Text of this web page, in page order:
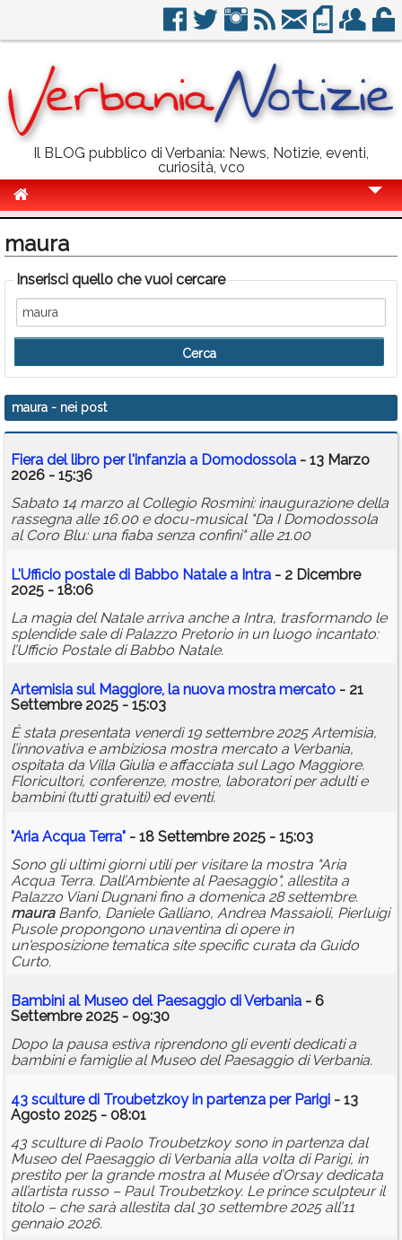
Il BLOG pubblico di Verbania: News, Notizie, eventi,
curiosità, vco
Politica
Sport
Eventi
Info Utili
Rubriche
Calendario
Annunci
maura
Inserisci quello che vuoi cercare
maura - nei post
Fiera del libro per l'infanzia a Domodossola - 13 Marzo
2026 - 15:36
Sabato 14 marzo al Collegio Rosmini: inaugurazione della
rassegna alle 16.00 e docu-musical "Da I Domodossola
al Coro Blu: una fiaba senza confini" alle 21.00
L'Ufficio postale di Babbo Natale a Intra - 2 Dicembre
2025 - 18:06
La magia del Natale arriva anche a Intra, trasformando le
splendide sale di Palazzo Pretorio in un luogo incantato:
l’Ufficio Postale di Babbo Natale.
Artemisia sul Maggiore, la nuova mostra mercato - 21
Settembre 2025 - 15:03
É stata presentata venerdì 19 settembre 2025 Artemisia,
l’innovativa e ambiziosa mostra mercato a Verbania,
ospitata da Villa Giulia e affacciata sul Lago Maggiore.
Floricultori, conferenze, mostre, laboratori per adulti e
bambini (tutti gratuiti) ed eventi.
"Aria Acqua Terra" - 18 Settembre 2025 - 15:03
Sono gli ultimi giorni utili per visitare la mostra "Aria
Acqua Terra. Dall’Ambiente al Paesaggio", allestita a
Palazzo Viani Dugnani fino a domenica 28 settembre.
mauraBanfo, Daniele Galliano, Andrea Massaioli, Pierluigi
Pusole propongono unaventina di opere in
un'esposizione tematica site specific curata da Guido
Curto.
Bambini al Museo del Paesaggio di Verbania - 6
Settembre 2025 - 09:30
Dopo la pausa estiva riprendono gli eventi dedicati a
bambini e famiglie al Museo del Paesaggio di Verbania.
43 sculture di Troubetzkoy in partenza per Parigi - 13
Agosto 2025 - 08:01
43 sculture di Paolo Troubetzkoy sono in partenza dal
Museo del Paesaggio di Verbania alla volta di Parigi, in
prestito per la grande mostra al Musée d’Orsay dedicata
all’artista russo – Paul Troubetzkoy. Le prince sculpteur il
titolo – che sarà allestita dal 30 settembre 2025 all’11
gennaio 2026.